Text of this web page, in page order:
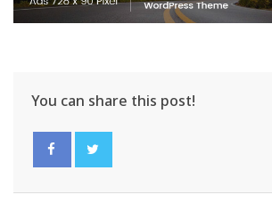
You can share this post!